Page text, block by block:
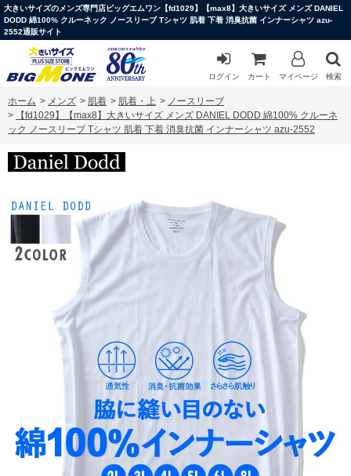
大きいサイズのメンズ専門店ビッグエムワン【fd1029】【max8】大きいサイズ メンズ DANIEL
DODD 綿100% クルーネック ノースリーブ Tシャツ 肌着 下着 消臭抗菌 インナーシャツ azu-
2552通販サイト
ログイン カート マイページ 検索
ホーム > メンズ > 肌着 > 肌着・上 > ノースリーブ
>
【fd1029】【max8】大きいサイズ メンズ DANIEL DODD 綿100% クルーネ
ック ノースリーブ Tシャツ 肌着 下着 消臭抗菌 インナーシャツ azu-2552